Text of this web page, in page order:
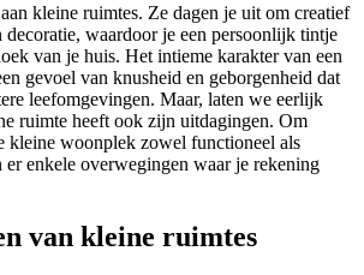
kleine ruimtes. Ze dagen je uit om creatief
waardoor je een persoonlijk tintje
van je huis. Het intieme karakter van een
gevoel van knusheid en geborgenheid dat
leefomgevingen. Maar, laten we eerlijk
ruimte heeft ook zijn uitdagingen. Om
kleine woonplek zowel functioneel als
enkele overwegingen waar je rekening
van kleine ruimtes